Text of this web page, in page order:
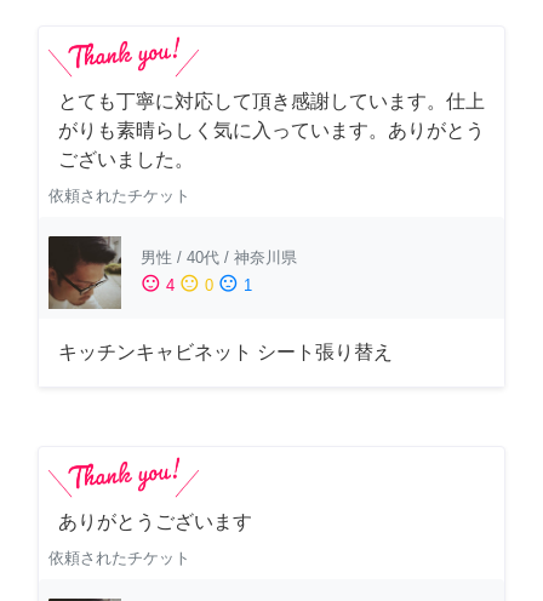
とても丁寧に対応して頂き感謝しています。仕上
がりも素晴らしく気に入っています。ありがとう
ございました。
依頼されたチケット
男性 / 40代 / 神奈川県
sentiment_satisfied 4 sentiment_neutral 0 sentiment_dissatisfied 1
キッチンキャビネット シート張り替え
ありがとうございます
依頼されたチケット